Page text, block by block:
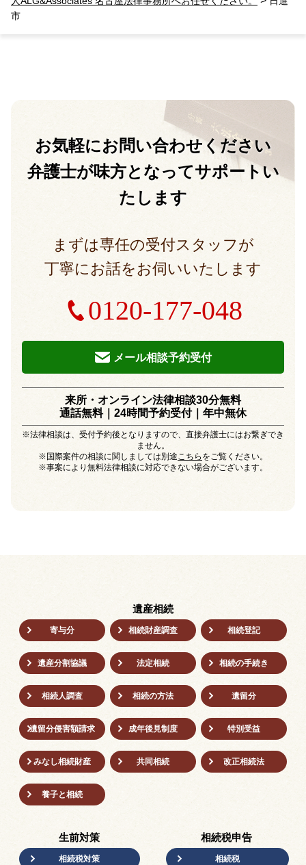
市
お気軽にお問い合わせください
弁護士が味方となってサポートい
たします
まずは専任の受付スタッフが
丁寧にお話をお伺いいたします
0120-177-048
メール相談予約受付
来所・オンライン法律相談30分無料
通話無料｜24時間予約受付｜年中無休
※法律相談は、受付予約後となりますので、直接弁護士にはお繋ぎでき
ません。
※国際案件の相談に関しましては別途こちら をご覧ください。
※事案により無料法律相談に対応できない場合がございます。
遺産相続
寄与分 相続財産調査 相続登記
遺産分割協議 法定相続 相続の⼿続き
相続人調査 相続の方法 遺留分
遺留分侵害額請求 成年後⾒制度 特別受益
みなし相続財産 共同相続 改正相続法
養子と相続
生前対策
相続税対策
相続税申告
相続税